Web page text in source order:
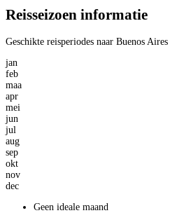
Reisseizoen informatie
Geschikte reisperiodes naar Buenos Aires
jan
feb
maa
apr
mei
jun
jul
aug
sep
okt
nov
dec
Geen ideale maand